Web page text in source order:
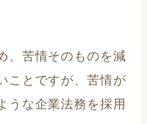
、苦情そのものを減
ことですが、苦情が
うな企業法務を採用